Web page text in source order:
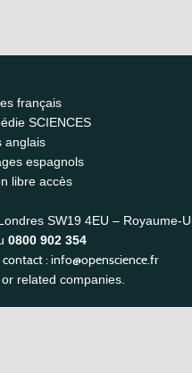
français
SCIENCES
anglais
espagnols
libre accès
SW19 4EU – Royaume-
0800 902 354
contact : info@openscience.fr
related companies.